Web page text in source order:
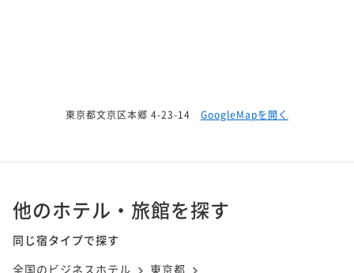
東京都文京区本郷 4-23-14 GoogleMapを開く
他のホテル・旅館を探す
同じ宿タイプで探す
全国のビジネスホテル
東京都